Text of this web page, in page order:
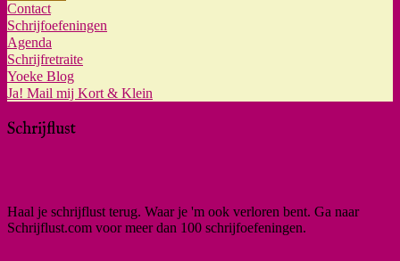
Contact
Schrijfoefeningen
Agenda
Schrijfretraite
Yoeke Blog
Ja! Mail mij Kort & Klein
Schrijflust
Haal je schrijflust terug. Waar je 'm ook verloren bent. Ga naar
Schrijflust.com voor meer dan 100 schrijfoefeningen.